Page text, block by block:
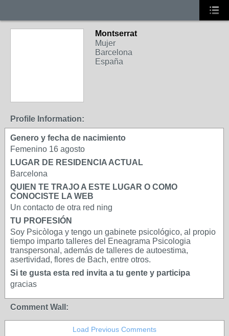
Montserrat
Mujer
Barcelona
España
Profile Information:
Genero y fecha de nacimiento
Femenino 16 agosto
LUGAR DE RESIDENCIA ACTUAL
Barcelona
QUIEN TE TRAJO A ESTE LUGAR O COMO
CONOCISTE LA WEB
Un contacto de otra red ning
TU PROFESIÓN
Soy Psicòloga y tengo un gabinete psicológico, al propio
tiempo imparto talleres del Eneagrama Psicologia
transpersonal, además de talleres de autoestima,
asertividad, flores de Bach, entre otros.
Si te gusta esta red invita a tu gente y participa
gracias
Comment Wall:
Load Previous Comments